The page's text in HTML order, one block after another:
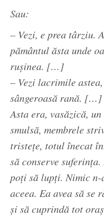
Sau:
– Vezi, e prea târziu.
pământul ăsta unde
ruşinea. […]
– Vezi lacrimile
sângeroasă rană. […]
Asta era, vasăzică,
smulsă, membrele
tristeţe, totul înecat
să conserve
poţi să lupţi. Nimic n-
aceea. Ea avea să se
şi să cuprindă tot